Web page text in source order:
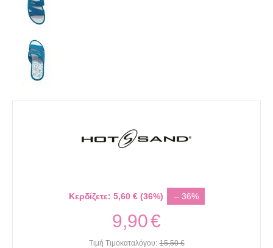
Κερδίζετε: 5,60€(36%) – 36%
9,90€
Τιμή Τιμοκαταλόγου: 15,50 €